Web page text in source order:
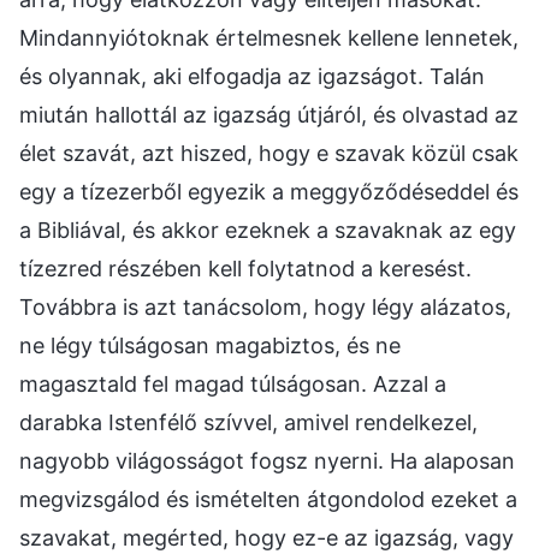
Mindannyiótoknak értelmesnek kellene lennetek,
és olyannak, aki elfogadja az igazságot. Talán
miután hallottál az igazság útjáról, és olvastad az
élet szavát, azt hiszed, hogy e szavak közül csak
egy a tízezerből egyezik a meggyőződéseddel és
a Bibliával, és akkor ezeknek a szavaknak az egy
tízezred részében kell folytatnod a keresést.
Továbbra is azt tanácsolom, hogy légy alázatos,
ne légy túlságosan magabiztos, és ne
magasztald fel magad túlságosan. Azzal a
darabka Istenfélő szívvel, amivel rendelkezel,
nagyobb világosságot fogsz nyerni. Ha alaposan
megvizsgálod és ismételten átgondolod ezeket a
szavakat, megérted, hogy ez-e az igazság, vagy